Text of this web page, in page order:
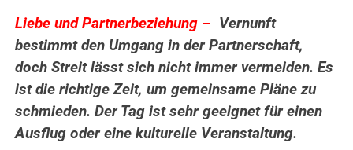
Liebe und Partnerbeziehung – Vernunft
bestimmt den Umgang in der Partnerschaft,
doch Streit lässt sich nicht immer vermeiden. Es
ist die richtige Zeit, um gemeinsame Pläne zu
schmieden. Der Tag ist sehr geeignet für einen
Ausflug oder eine kulturelle Veranstaltung.